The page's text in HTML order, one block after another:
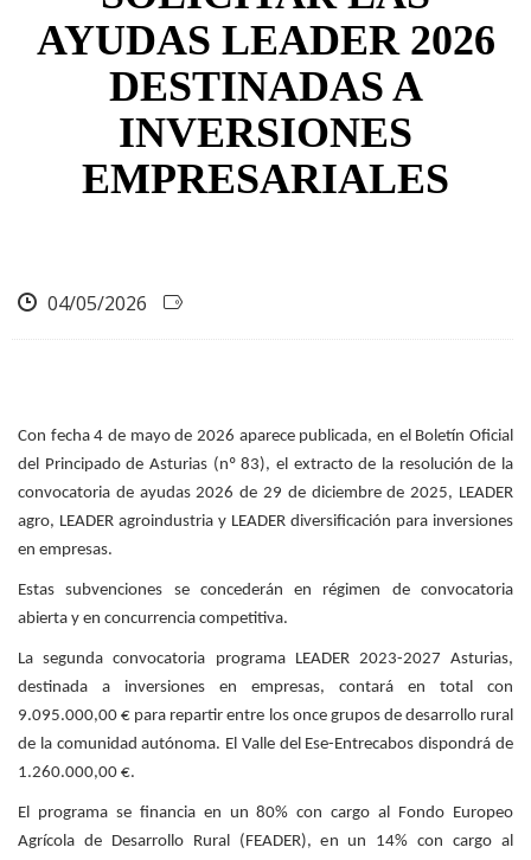
AYUDAS LEADER 2026
DESTINADAS A
INVERSIONES
EMPRESARIALES
04/05/2026
Con fecha 4 de mayo de 2026 aparece publicada, en el Boletín Oficial
del Principado de Asturias (nº 83), el extracto de la resolución de la
convocatoria de ayudas 2026 de 29 de diciembre de 2025, LEADER
agro, LEADER agroindustria y LEADER diversificación para inversiones
en empresas.
Estas subvenciones se concederán en régimen de convocatoria
abierta y en concurrencia competitiva.
La segunda convocatoria programa LEADER 2023-2027 Asturias,
destinada a inversiones en empresas, contará en total con
9.095.000,00 € para repartir entre los once grupos de desarrollo rural
de la comunidad autónoma. El Valle del Ese-Entrecabos dispondrá de
1.260.000,00 €.
El programa se financia en un 80% con cargo al Fondo Europeo
Agrícola de Desarrollo Rural (FEADER), en un 14% con cargo al